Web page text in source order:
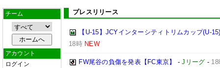
チーム
アカウント
ログイン
プレスリリース
【U-15】JCYインターシティトリムカップ(U-
18時 NEW
FW尾谷の負傷を発表【FC東京】 -Jリーグ - 18